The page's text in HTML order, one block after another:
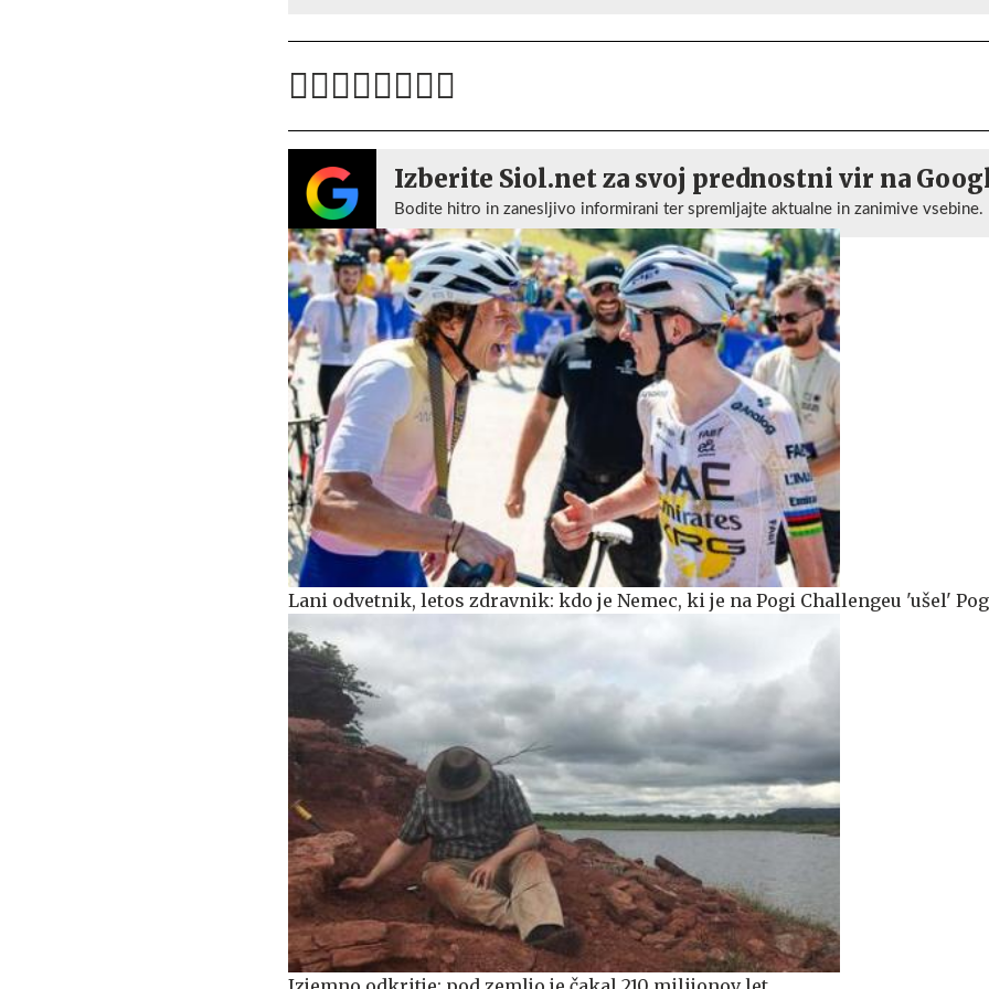
Izberite Siol.net za svoj prednostni vir na
Bodite hitro in zanesljivo informirani ter spremljajte aktualne in zanimive vsebine.
Lani odvetnik, letos zdravnik: kdo je Nemec, ki je na Pogi Challengeu 'ušel'